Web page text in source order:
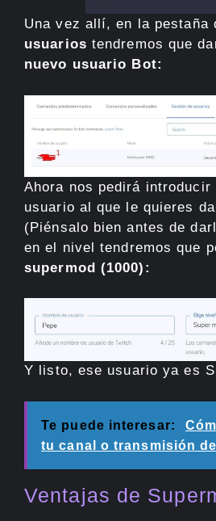
Una vez allí, en la pestaña
usuarios tendremos que
nuevo usuario Bot:
Ahora nos pedirá introducir
usuario al que le quieres
(Piénsalo bien antes de
en el nivel tendremos que
supermod (1000):
Y listo, ese usuario ya es
Te puede interesar:
tu canal o transmisión
Ventajas de